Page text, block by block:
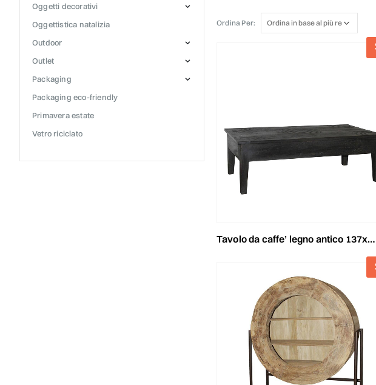
Ordina Per:
tavolo da caffe’ legno antico 137x76 cm h.46 cm wenge’
oggetti decorativi
oggettistica natalizia
outdoor
outlet
packaging
packaging eco-friendly
primavera estate
vetro riciclato